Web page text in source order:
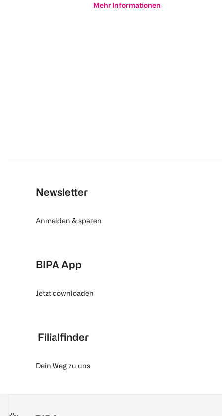
Mehr Informationen
Newsletter
Anmelden & sparen
BIPA App
Jetzt downloaden
Filialfinder
Dein Weg zu uns